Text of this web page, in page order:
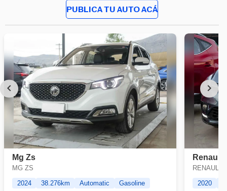
PUBLICA TU AUTO ACÁ